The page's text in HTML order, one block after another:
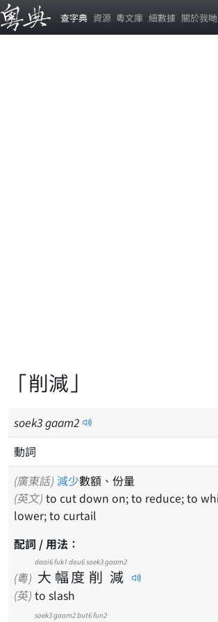
查字典 資源 粵文庫 細數據 關於我哋
「削減」
soek3gaam2
動詞
(廣東話) 減少數額、份量
(英文)
lower; to curtail
配詞 / 用法：
(粵) 大
daai6
幅
fuk1
度
dou6
削
soek3
減
gaam2
(英) to slash
soek3gaam2but6fun2